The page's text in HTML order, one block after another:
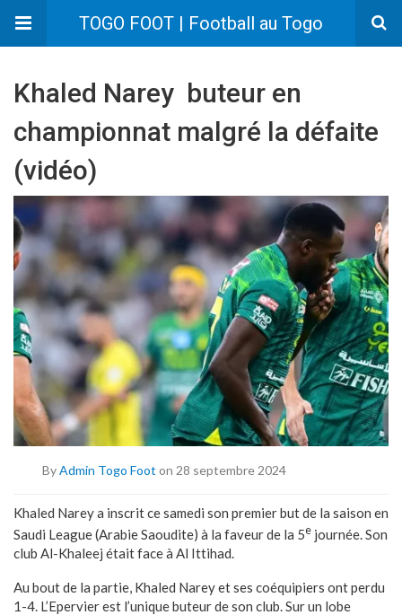
TOGO FOOT | Football au Togo
Khaled Narey buteur en
championnat malgré la défaite
(vidéo)
By Admin Togo Foot on 28 septembre 2024
Khaled Narey a inscrit ce samedi son premier but de la saison en
Saudi League (Arabie Saoudite) à la faveur de la 5e journée. Son
club Al-Khaleej était face à Al Ittihad.
Au bout de la partie, Khaled Narey et ses coéquipiers ont perdu
1-4. L’Epervier est l’unique buteur de son club. Sur un lobe